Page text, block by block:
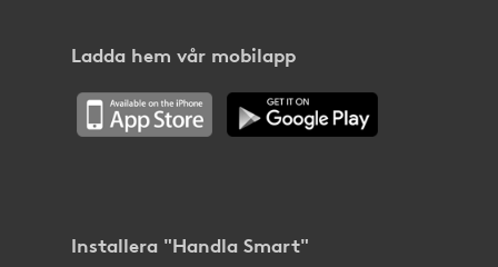
Ladda hem vår mobilapp
Installera "Handla Smart"